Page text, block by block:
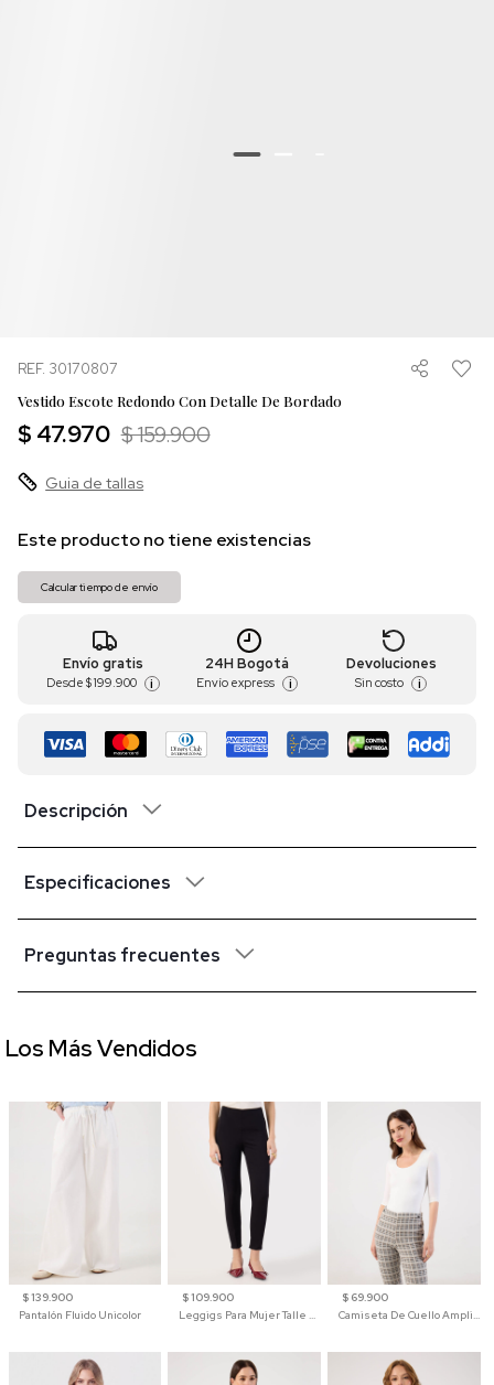
REF. 30170807
Vestido Escote Redondo Con Detalle De Bordado
$ 47.970 $ 159.900
Guia de tallas
Este producto no tiene existencias
Calcular tiempo de envío
Envío gratis
Desde $ 199.900 i
24H Bogotá
Envío express i
Devoluciones
Sin costo i
Descripción
Especificaciones
Preguntas frecuentes
$ 139.900
Pantalón Fluido Unicolor
$ 109.900
Leggigs Para Mujer Talle Alto Liso
$ 69.900
Camiseta De Cuello Amplio Y Manga 3/4 Para Mujer
Los Más Vendidos